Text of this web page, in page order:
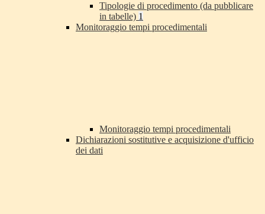
Tipologie di procedimento (da pubblicare
in tabelle) 1
Monitoraggio tempi procedimentali
Monitoraggio tempi procedimentali
Dichiarazioni sostitutive e acquisizione d'ufficio
dei dati